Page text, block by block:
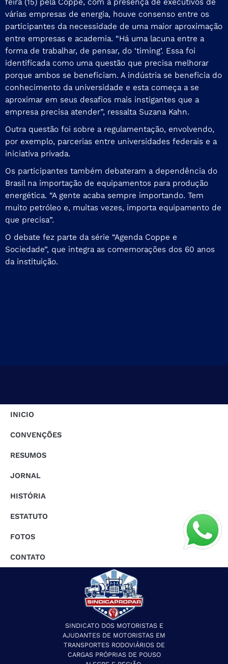
várias empresas de energia, houve consenso entre os
participantes da necessidade de uma maior aproximação
entre empresas e academia. “Há uma lacuna entre a
forma de trabalhar, de pensar, do ‘timing’. Essa foi
identificada como uma questão que precisa melhorar
porque ambos se beneficiam. A indústria se beneficia do
conhecimento da universidade e esta começa a se
aproximar em seus desafios mais instigantes que a
empresa precisa atender”, ressalta Suzana Kahn.
Outra questão foi sobre a regulamentação, envolvendo,
por exemplo, parcerias entre universidades federais e a
iniciativa privada.
Os participantes também debateram a dependência do
Brasil na importação de equipamentos para produção
energética. “A gente acaba sempre importando. Tem
muito petróleo e, muitas vezes, importa equipamento de
que precisa”.
O debate fez parte da série “Agenda Coppe e
Sociedade”, que integra as comemorações dos 60 anos
da instituição.
INICIO
CONVENÇÕES
RESUMOS
JORNAL
HISTÓRIA
ESTATUTO
FOTOS
CONTATO
SINDICATO DOS MOTORISTAS E
AJUDANTES DE MOTORISTAS EM
TRANSPORTES RODOVIÁRIOS DE
CARGAS PRÓPRIAS DE POUSO